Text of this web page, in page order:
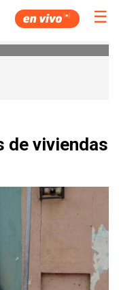
☰
de viviendas